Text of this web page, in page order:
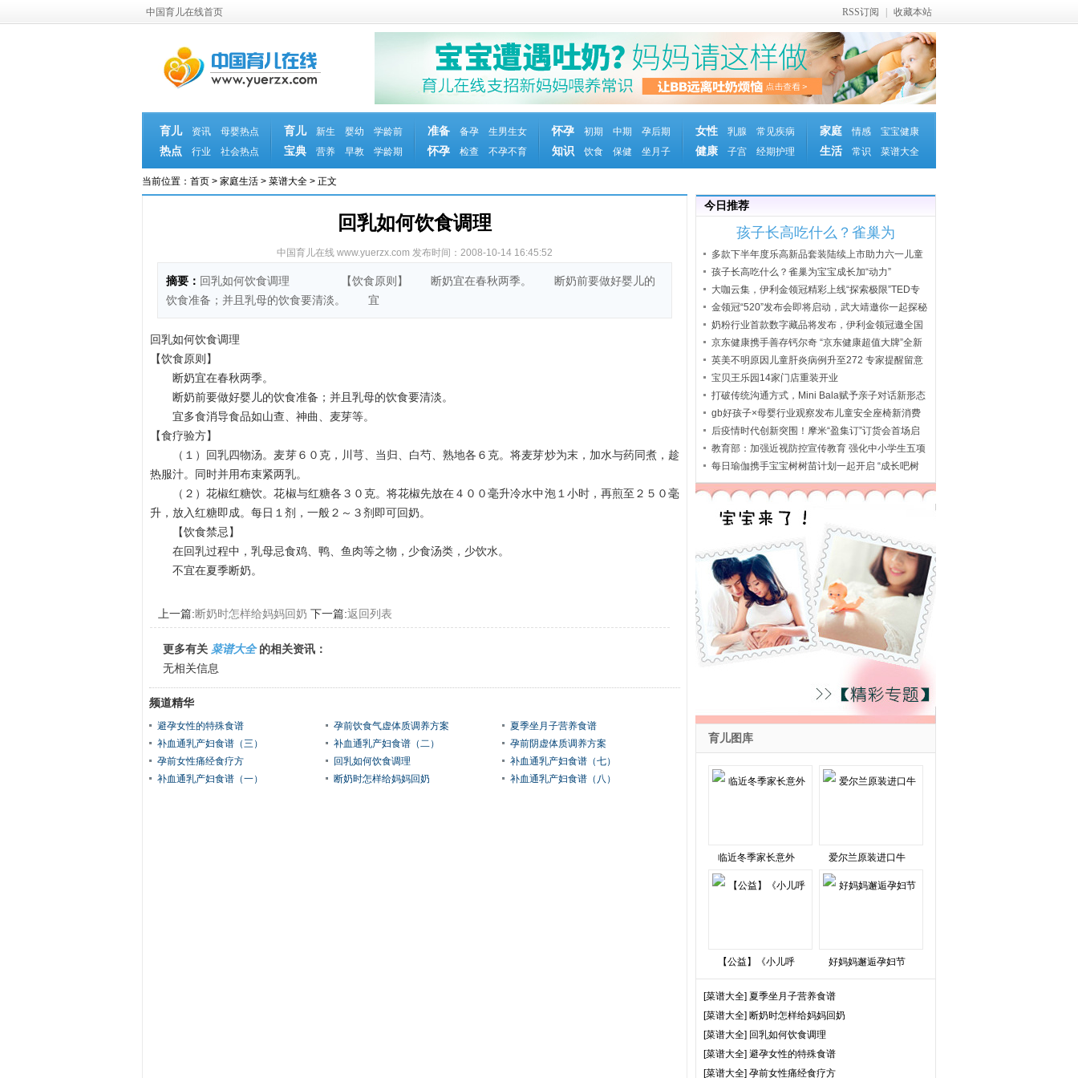
中国育儿在线首页 RSS订阅 收藏本站
育儿
热点
资讯
母婴热点
行业
社会热点
育儿
宝典
新生 婴幼
学龄前
营养
早教 学龄期
准备
怀孕
备孕
生男生女
检查
不孕不育
怀孕
知识
初期 中期
孕后期
饮食
保健 坐月子
女性
健康
乳腺
常见疾病
子宫
经期护理
家庭
生活
情感
宝宝健康
常识
菜谱大全
当前位置： 首页 > 家庭生活 > 菜谱大全 > 正文
回乳如何饮食调理
中国育儿在线 www.yuerzx.com 发布时间：2008-10-14 16:45:52
摘要： 回乳如何饮食调理 【饮食原则】 断奶宜在春秋两季。 断奶前要做好婴儿的
饮食准备；并且乳母的饮食要清淡。 宜
回乳如何饮食调理
【饮食原则】
断奶宜在春秋两季。
断奶前要做好婴儿的饮食准备；并且乳母的饮食要清淡。
宜多食消导食品如山查、神曲、麦芽等。
【食疗验方】
（１）回乳四物汤。麦芽６０克，川芎、当归、白芍、熟地各６克。将麦芽炒为末，加水与药同煮，趁
热服汁。同时并用布束紧两乳。
（２）花椒红糖饮。花椒与红糖各３０克。将花椒先放在４００毫升冷水中泡１小时，再煎至２５０毫
升，放入红糖即成。每日１剂，一般２～３剂即可回奶。
【饮食禁忌】
在回乳过程中，乳母忌食鸡、鸭、鱼肉等之物，少食汤类，少饮水。
不宜在夏季断奶。
上一篇:断奶时怎样给妈妈回奶 下一篇:返回列表
更多有关 菜谱大全 的相关资讯：
无相关信息
频道精华
避孕女性的特殊食谱 孕前饮食气虚体质调养方案
夏季坐月子营养食谱
补血通乳产妇食谱（三）
补血通乳产妇食谱（二）
孕前阴虚体质调养方案
孕前女性痛经食疗方
回乳如何饮食调理
补血通乳产妇食谱（七）
补血通乳产妇食谱（一）
断奶时怎样给妈妈回奶 补血通乳产妇食谱（八）
今日推荐
孩子长高吃什么？雀巢为
多款下半年度乐高新品套装陆续上市助力六一儿童
节
孩子长高吃什么？雀巢为宝宝成长加“动力”
大咖云集，伊利金领冠精彩上线“探索极限”TED专
场
金领冠“520”发布会即将启动，武大靖邀你一起探秘
奶粉行业首款数字藏品将发布，伊利金领冠邀全国
宝
京东健康携手善存钙尔奇 “京东健康超值大牌”全新
英美不明原因儿童肝炎病例升至272 专家提醒留意
这
宝贝王乐园14家门店重装开业
打破传统沟通方式，Mini Bala赋予亲子对话新形态
gb好孩子×母婴行业观察发布儿童安全座椅新消费
趋
后疫情时代创新突围！摩米“盈集订”订货会首场启
教育部：加强近视防控宣传教育 强化中小学生五项
管
每日瑜伽携手宝宝树树苗计划一起开启 “成长吧树
苗
育儿图库
临近冬季家长意外 爱尔兰原装进口牛
【公益】《小儿呼 好妈妈邂逅孕妇节
[菜谱大全] 夏季坐月子营养食谱
[菜谱大全] 断奶时怎样给妈妈回奶
[菜谱大全] 回乳如何饮食调理
[菜谱大全] 避孕女性的特殊食谱
[菜谱大全] 孕前女性痛经食疗方